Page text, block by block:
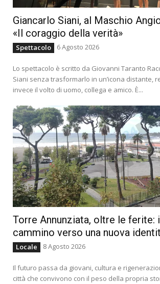
Giancarlo Siani, al Maschio
«Il coraggio della verità»
Spettacolo 6 Agosto 2026
Lo spettacolo è scritto da Giovanni Taranto
Siani senza trasformarlo in un’icona distante,
invece il volto di uomo, collega e amico. È...
Torre Annunziata, oltre le ferite:
cammino verso una nuova
Locale 8 Agosto 2026
Il futuro passa da giovani, cultura e
città che convivono con il peso della propria